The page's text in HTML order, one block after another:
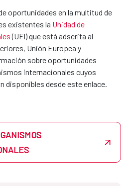
en el exterior también
en prácticas, y las
canalizarán a través de las
cada dirección.
y las plazas disponibles
La AECID es un entorno
convenios con los siguientes
oportunidades en la multitud de
existentes la Unidad de
(UFI) que está adscrita al
Unión Europea y
sobre oportunidades
internacionales cuyos
disponibles desde este enlace.